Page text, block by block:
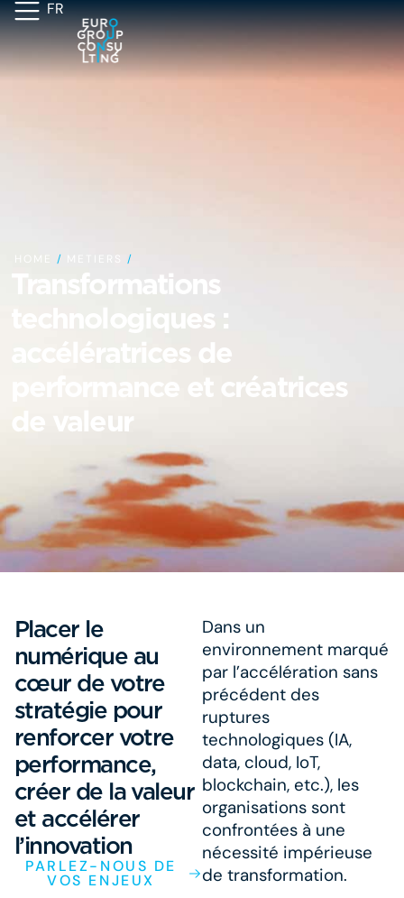
FR
HOME / METIERS /
Transformations
technologiques :
accélératrices de
performance et créatrices
de valeur
Placer le
numérique au
cœur de votre
stratégie pour
renforcer votre
performance,
créer de la valeur
et accélérer
l’innovation
PARLEZ-NOUS DE
VOS ENJEUX
Dans un
environnement marqué
par l’accélération sans
précédent des
ruptures
technologiques (IA,
data, cloud, IoT,
blockchain, etc.), les
organisations sont
confrontées à une
nécessité impérieuse
de transformation.